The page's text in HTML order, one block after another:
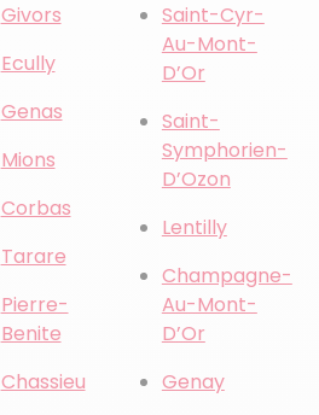
Givors
Ecully
Genas
Mions
Corbas
Tarare
Pierre-
Benite
Chassieu
Saint-Cyr-
Au-Mont-
D’Or
Saint-
Symphorien-
D’Ozon
Lentilly
Champagne-
Au-Mont-
D’Or
Genay